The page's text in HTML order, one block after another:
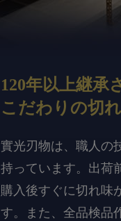
120年以上継承
こだわりの切
實光刃物は、職人の
持っています。出荷
購入後すぐに切れ味
す。また、全品検品